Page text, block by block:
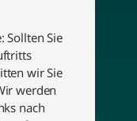
Sollten Sie
wir Sie
werden
nach